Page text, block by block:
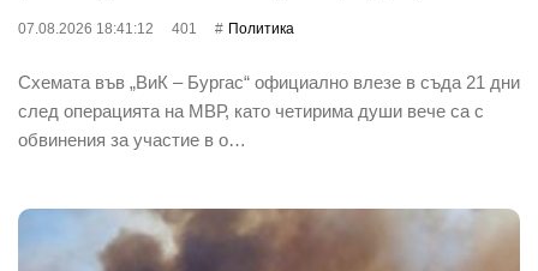
07.08.2026 18:41:12 401 Политика
Схемата във „ВиК – Бургас“ официално влезе в съда 21 дни
след операцията на МВР, като четирима души вече са с
обвинения за участие в о…